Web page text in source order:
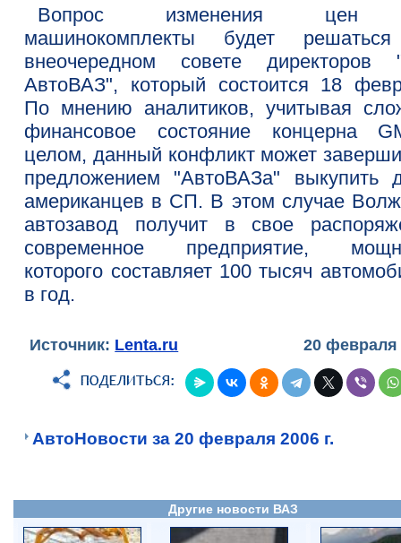
Вопрос изменения цен
машинокомплекты будет
внеочередном совете директоров
АвтоВАЗ", который состоится 18
По мнению аналитиков, учитывая
финансовое состояние концерна
целом, данный конфликт может
предложением "АвтоВАЗа" выкупить
американцев в СП. В этом случае
автозавод получит в свое
современное предприятие,
которого составляет 100 тысяч
в год.
Источник: Lenta.ru 20 февраля
АвтоНовости за 20 февраля 2006 г.
Другие новости ВАЗ